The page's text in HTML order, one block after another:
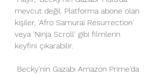
mevcut değil. Platforma abone olan
kişiler, 'Afro Samurai Resurrection'
veya 'Ninja Scroll' gibi filmlerin
keyfini çıkarabilir.